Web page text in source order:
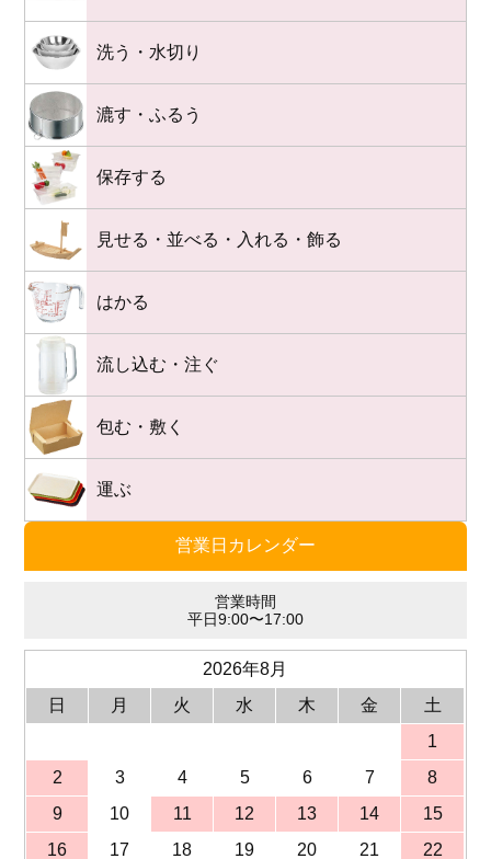
営業日カレンダー
営業時間
平日9:00〜17:00
2026年8月
日
月 火 水 木 金
土
1
2
3 4 5 6 7
8
9
10 11 12 13 14
15
16
17 18 19 20 21
22
洗う・水切り
漉す・ふるう
保存する
見せる・並べる・入れる・飾る
はかる
流し込む・注ぐ
包む・敷く
運ぶ